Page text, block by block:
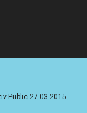
Public 27.03.2015